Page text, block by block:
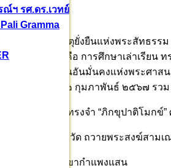
ฯ รศ.ดร.เวทย์
Gramma
ติโมกข์ เป็นเหตุยั่งยืนแห่งพระสัทธร
บปริยัติศาสนา คือ การศึกษาเล่าเรีย
ทียว เป็นรากฐานอันมั่นคงแห่งพระศ
๒๖ มกราคม – ๒ กุมภาพันธ์ ๒๕๖๗ รว
วประเทศ สวดทรงจำ “ภิกขุปาติโมก
กลด เครื่องจำวัด ถวายพระสงฆ์สามเ
ธ.กรุงไทย สาขากำแพงแสน